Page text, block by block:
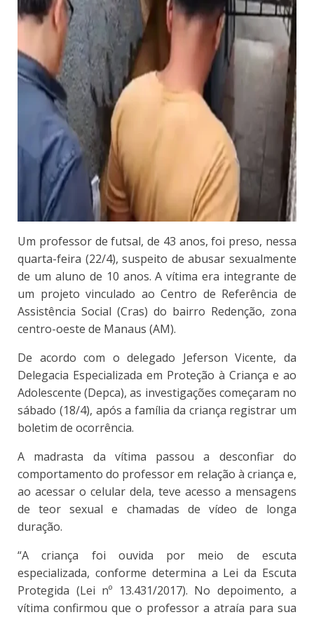
Um professor de futsal, de 43 anos, foi preso, nessa
quarta-feira (22/4), suspeito de abusar sexualmente
de um aluno de 10 anos. A vítima era integrante de
um projeto vinculado ao Centro de Referência de
Assistência Social (Cras) do bairro Redenção, zona
centro-oeste de Manaus (AM).
De acordo com o delegado Jeferson Vicente, da
Delegacia Especializada em Proteção à Criança e ao
Adolescente (Depca), as investigações começaram no
sábado (18/4), após a família da criança registrar um
boletim de ocorrência.
A madrasta da vítima passou a desconfiar do
comportamento do professor em relação à criança e,
ao acessar o celular dela, teve acesso a mensagens
de teor sexual e chamadas de vídeo de longa
duração.
“A criança foi ouvida por meio de escuta
especializada, conforme determina a Lei da Escuta
Protegida (Lei nº 13.431/2017). No depoimento, a
vítima confirmou que o professor a atraía para sua